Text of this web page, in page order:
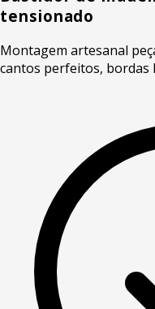
tensionado
Montagem artesanal
cantos perfeitos, bordas